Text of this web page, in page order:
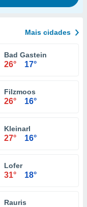
Mais cidades
Bad Gastein
26° 17°
Filzmoos
26° 16°
Kleinarl
27° 16°
Lofer
31° 18°
Rauris